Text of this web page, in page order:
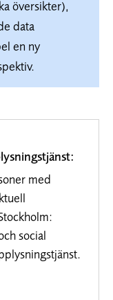
översikter),
data
en ny
med
social